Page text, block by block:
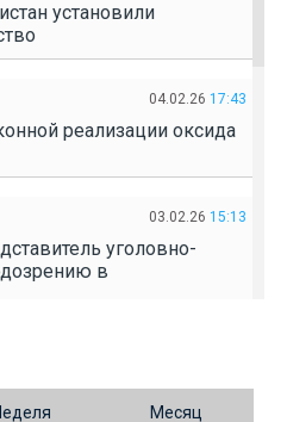
установили
04.02.26 17:43
реализации оксида
03.02.26 15:13
уголовно-
в
выращивание
Месяц